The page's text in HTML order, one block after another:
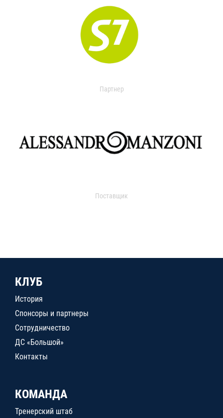
Партнер
Поставщик
КЛУБ
История
Спонсоры и партнеры
Сотрудничество
ДС «Большой»
Контакты
КОМАНДА
Тренерский штаб